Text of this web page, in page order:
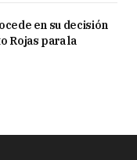
en su decisión
Rojas para la